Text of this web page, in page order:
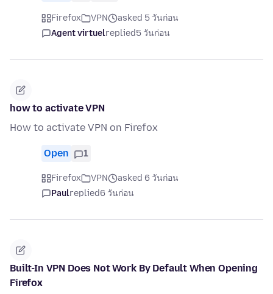
Firefox VPN
asked 5 วันก่อน
Agent virtuelreplied5 วันก่อน
how to activate VPN
How to activate VPN on Firefox
Open 1
Firefox VPN
asked 6 วันก่อน
Paulreplied6 วันก่อน
Built-In VPN Does Not Work By Default When Opening
Firefox